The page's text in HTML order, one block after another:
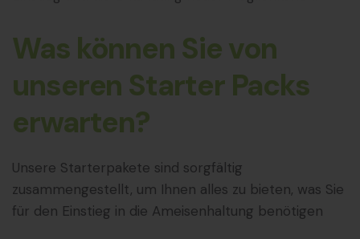
Was können Sie von
unseren Starter Packs
erwarten?
Unsere Starterpakete sind sorgfältig
zusammengestellt, um Ihnen alles zu bieten, was Sie
für den Einstieg in die Ameisenhaltung benötigen